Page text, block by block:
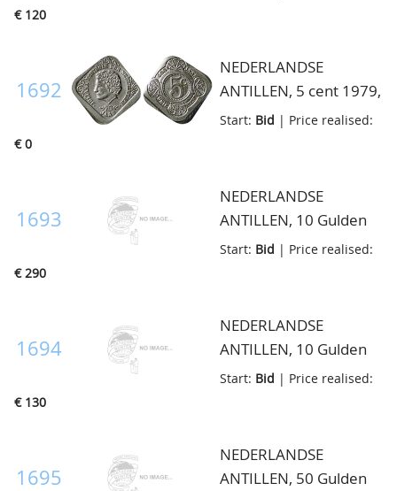
€ 120
1692
NEDERLANDSE
ANTILLEN, 5 cent 1979,
misslag
Start: Bid | Price realised:
€ 0
1693
NEDERLANDSE
ANTILLEN, 10 Gulden
1980, 50 Gulden(2x)
goud, in map
Start: Bid | Price realised:
€ 290
1694
NEDERLANDSE
ANTILLEN, 10 Gulden
2005, goud, 25 jaar
Start: Bid | Price realised:
€ 130
1695
NEDERLANDSE
ANTILLEN, 50 Gulden